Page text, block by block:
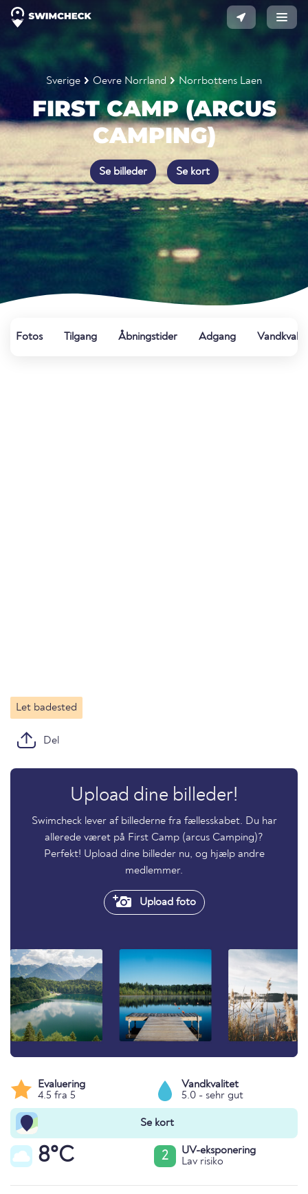
Sverige Oevre Norrland Norrbottens Laen
FIRST CAMP (ARCUS
CAMPING)
Se billeder Se kort
Fotos Tilgang Åbningstider Adgang
Let badested
Del
Upload dine billeder!
Swimcheck lever af billederne fra fællesskabet. Du har
allerede været på First Camp (arcus Camping)?
Perfekt! Upload dine billeder nu, og hjælp andre
medlemmer.
Upload foto
Evaluering
4.5 fra 5
Vandkvalitet
5.0 - sehr gut
Se kort
8°C 2
UV-eksponering
Lav risiko